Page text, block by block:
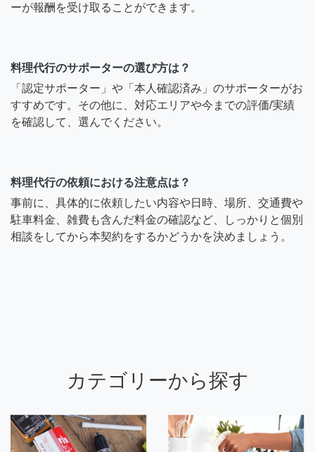
ーが報酬を受け取ることができます。
料理代行のサポーターの選び方は？
「認定サポーター」や「本人確認済み」のサポーターがお
すすめです。その他に、対応エリアや今までの評価/実績
を確認して、選んでください。
料理代行の依頼における注意点は？
事前に、具体的に依頼したい内容や日時、場所、交通費や
駐車料金、雑費も含んだ料金の確認など、しっかりと個別
相談をしてから本契約をするかどうかを決めましょう。
カテゴリーから探す